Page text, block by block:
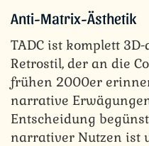
Anti-Matrix-Ästhetik
TADC ist komplett
Retrostil, der an die
frühen 2000er
narrative
Entscheidung
narrativer Nutzen ist